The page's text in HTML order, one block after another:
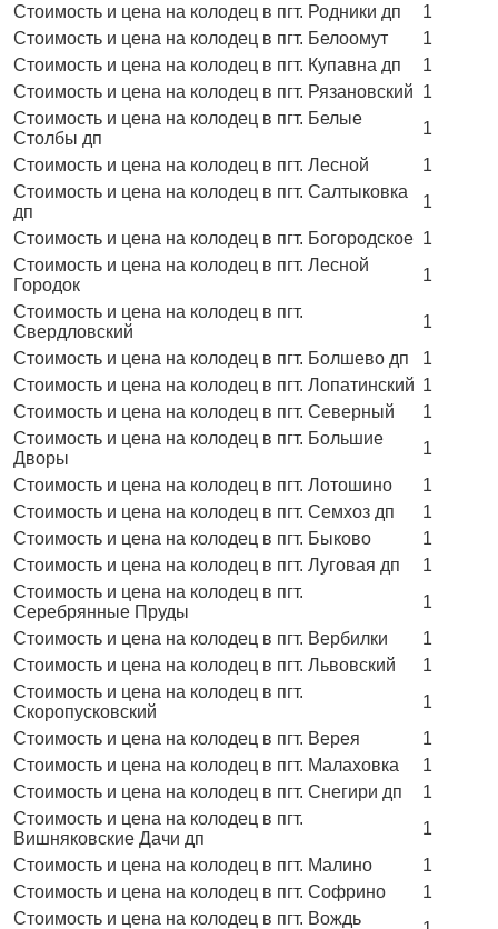
Стоимость и цена на колодец в пгт. Родники дп
1
Стоимость и цена на колодец в пгт. Белоомут
1
Стоимость и цена на колодец в пгт. Купавна дп
1
Стоимость и цена на колодец в пгт. Рязановский 1
Стоимость и цена на колодец в пгт. Белые
Столбы дп
1
Стоимость и цена на колодец в пгт. Лесной
1
Стоимость и цена на колодец в пгт. Салтыковка
дп
1
Стоимость и цена на колодец в пгт. Богородское 1
Стоимость и цена на колодец в пгт. Лесной
Городок
1
Стоимость и цена на колодец в пгт.
Свердловский
1
Стоимость и цена на колодец в пгт. Болшево дп
1
Стоимость и цена на колодец в пгт. Лопатинский 1
Стоимость и цена на колодец в пгт. Северный
1
Стоимость и цена на колодец в пгт. Большие
Дворы
1
Стоимость и цена на колодец в пгт. Лотошино
1
Стоимость и цена на колодец в пгт. Семхоз дп
1
Стоимость и цена на колодец в пгт. Быково
1
Стоимость и цена на колодец в пгт. Луговая дп
1
Стоимость и цена на колодец в пгт.
Серебрянные Пруды
1
Стоимость и цена на колодец в пгт. Вербилки
1
Стоимость и цена на колодец в пгт. Львовский
1
Стоимость и цена на колодец в пгт.
Скоропусковский
1
Стоимость и цена на колодец в пгт. Верея
1
Стоимость и цена на колодец в пгт. Малаховка
1
Стоимость и цена на колодец в пгт. Снегири дп
1
Стоимость и цена на колодец в пгт.
Вишняковские Дачи дп
1
Стоимость и цена на колодец в пгт. Малино
1
Стоимость и цена на колодец в пгт. Софрино
1
Стоимость и цена на колодец в пгт. Вождь